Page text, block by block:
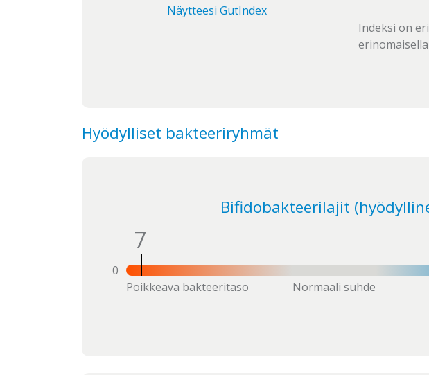
Näytteesi GutIndex
Indeksi on
Hyödylliset bakteeriryhmät
Bifidobakteerilajit
0
7
Poikkeava bakteeritaso Normaali suhde